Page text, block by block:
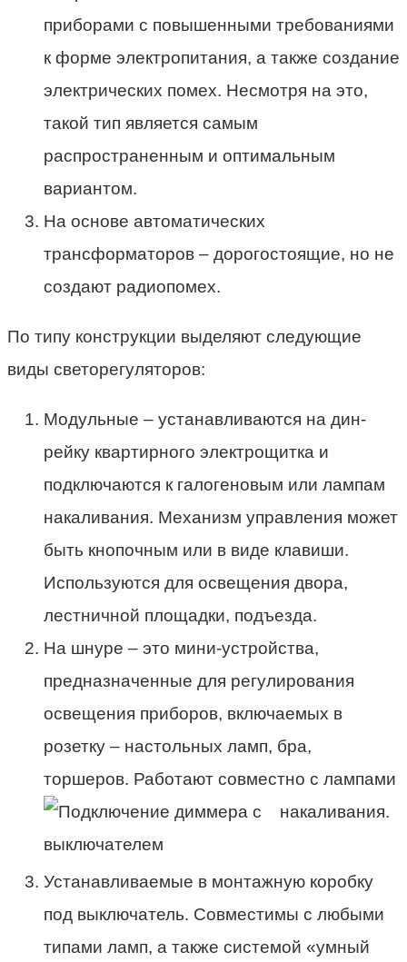
приборами с повышенными требованиями
к форме электропитания, а также создание
электрических помех. Несмотря на это,
такой тип является самым
распространенным и оптимальным
вариантом.
На основе автоматических
трансформаторов – дорогостоящие, но не
создают радиопомех.
По типу конструкции выделяют следующие
виды светорегуляторов:
Модульные – устанавливаются на дин-
рейку квартирного электрощитка и
подключаются к галогеновым или лампам
накаливания. Механизм управления может
быть кнопочным или в виде клавиши.
Используются для освещения двора,
лестничной площадки, подъезда.
На шнуре – это мини-устройства,
предназначенные для регулирования
освещения приборов, включаемых в
розетку – настольных ламп, бра,
торшеров. Работают совместно с лампами
накаливания.
Устанавливаемые в монтажную коробку
под выключатель. Совместимы с любыми
типами ламп, а также системой «умный